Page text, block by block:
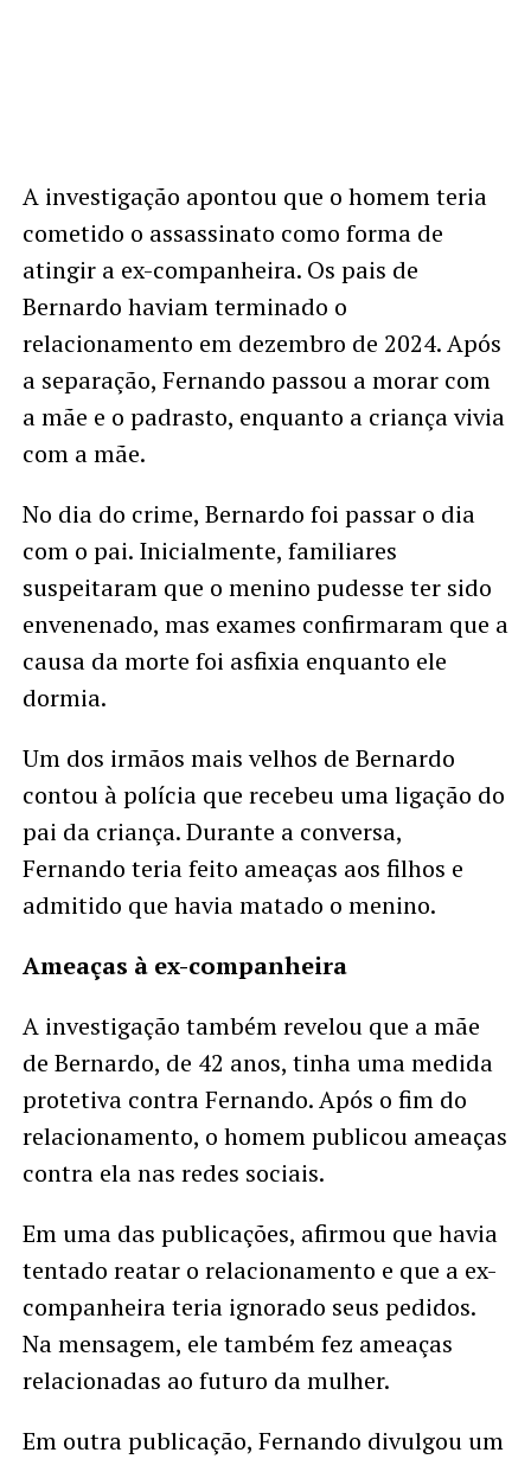
A investigação apontou que o homem teria
cometido o assassinato como forma de
atingir a ex-companheira. Os pais de
Bernardo haviam terminado o
relacionamento em dezembro de 2024. Após
a separação, Fernando passou a morar com
a mãe e o padrasto, enquanto a criança vivia
com a mãe.
No dia do crime, Bernardo foi passar o dia
com o pai. Inicialmente, familiares
suspeitaram que o menino pudesse ter sido
envenenado, mas exames confirmaram que a
causa da morte foi asfixia enquanto ele
dormia.
Um dos irmãos mais velhos de Bernardo
contou à polícia que recebeu uma ligação do
pai da criança. Durante a conversa,
Fernando teria feito ameaças aos filhos e
admitido que havia matado o menino.
Ameaças à ex-companheira
A investigação também revelou que a mãe
de Bernardo, de 42 anos, tinha uma medida
protetiva contra Fernando. Após o fim do
relacionamento, o homem publicou ameaças
contra ela nas redes sociais.
Em uma das publicações, afirmou que havia
tentado reatar o relacionamento e que a ex-
companheira teria ignorado seus pedidos.
Na mensagem, ele também fez ameaças
relacionadas ao futuro da mulher.
Em outra publicação, Fernando divulgou um